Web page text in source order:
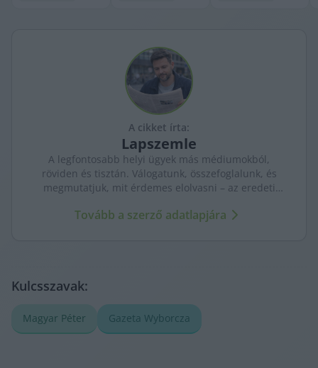
A cikket írta:
Lapszemle
A legfontosabb helyi ügyek más médiumokból,
röviden és tisztán. Válogatunk, összefoglalunk, és
megmutatjuk, mit érdemes elolvasni – az eredeti
Tovább a szerző adatlapjára
Kulcsszavak:
Magyar Péter Gazeta Wyborcza